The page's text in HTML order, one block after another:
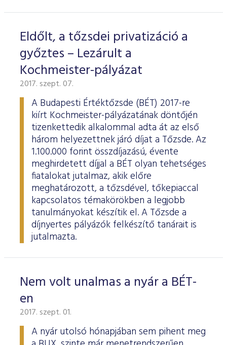
Eldőlt, a tőzsdei privatizáció a
győztes – Lezárult a
Kochmeister-pályázat
2017. szept. 07.
A Budapesti Értéktőzsde (BÉT) 2017-re
kiírt Kochmeister-pályázatának döntőjén
tizenkettedik alkalommal adta át az első
három helyezettnek járó díjat a Tőzsde. Az
1.100.000 forint összdíjazású, évente
meghirdetett díjjal a BÉT olyan tehetséges
fiatalokat jutalmaz, akik előre
meghatározott, a tőzsdével, tőkepiaccal
kapcsolatos témakörökben a legjobb
tanulmányokat készítik el. A Tőzsde a
díjnyertes pályázók felkészítő tanárait is
jutalmazta.
Nem volt unalmas a nyár a BÉT-
en
2017. szept. 01.
A nyár utolsó hónapjában sem pihent meg